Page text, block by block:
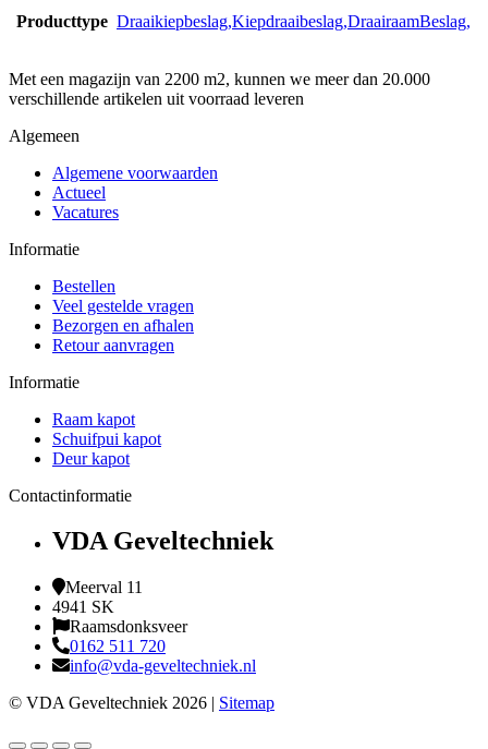
Producttype Draaikiepbeslag,Kiepdraaibeslag,DraairaamBeslag,
Met een magazijn van 2200 m2, kunnen we meer dan 20.000
verschillende artikelen uit voorraad leveren
Algemeen
Algemene voorwaarden
Actueel
Vacatures
Informatie
Bestellen
Veel gestelde vragen
Bezorgen en afhalen
Retour aanvragen
Informatie
Raam kapot
Schuifpui kapot
Deur kapot
Contactinformatie
VDA Geveltechniek
Meerval 11
4941 SK
Raamsdonksveer
0162 511 720
info@vda-geveltechniek.nl
© VDA Geveltechniek 2026 | Sitemap